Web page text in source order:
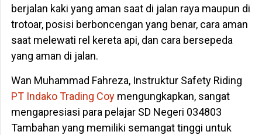
berjalan kaki yang aman saat di jalan raya maupun di
trotoar, posisi berboncengan yang benar, cara aman
saat melewati rel kereta api, dan cara bersepeda
yang aman di jalan.
Wan Muhammad Fahreza, Instruktur Safety Riding
PT Indako Trading Coymengungkapkan, sangat
mengapresiasi para pelajar SD Negeri 034803
Tambahan yang memiliki semangat tinggi untuk